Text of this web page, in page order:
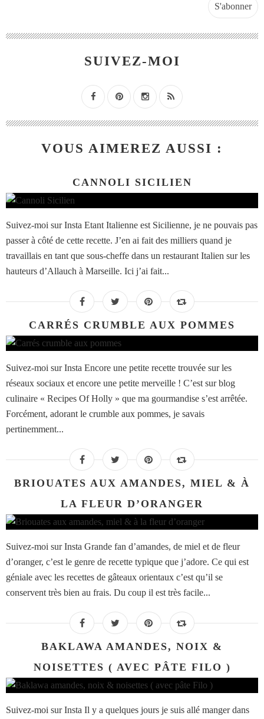
SUIVEZ-MOI
VOUS AIMEREZ AUSSI :
CANNOLI SICILIEN
Suivez-moi sur Insta Etant Italienne est Sicilienne, je ne pouvais pas
passer à côté de cette recette. J’en ai fait des milliers quand je
travaillais en tant que sous-cheffe dans un restaurant Italien sur les
hauteurs d’Allauch à Marseille. Ici j’ai fait...
CARRÉS CRUMBLE AUX POMMES
Suivez-moi sur Insta Encore une petite recette trouvée sur les
réseaux sociaux et encore une petite merveille ! C’est sur blog
culinaire « Recipes Of Holly » que ma gourmandise s’est arrêtée.
Forcément, adorant le crumble aux pommes, je savais
pertinemment...
BRIOUATES AUX AMANDES, MIEL & À
LA FLEUR D’ORANGER
Suivez-moi sur Insta Grande fan d’amandes, de miel et de fleur
d’oranger, c’est le genre de recette typique que j’adore. Ce qui est
géniale avec les recettes de gâteaux orientaux c’est qu’il se
conservent très bien au frais. Du coup il est très facile...
BAKLAWA AMANDES, NOIX &
NOISETTES ( AVEC PÂTE FILO )
Suivez-moi sur Insta Il y a quelques jours je suis allé manger dans